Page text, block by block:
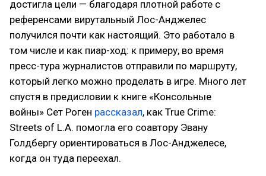
достигла цели — благодаря плотной работе с
референсами вирутальный Лос-Анджелес
получился почти как настоящий. Это работало в
том числе и как пиар-ход: к примеру, во время
пресс-тура журналистов отправили по маршруту,
который легко можно проделать в игре. Много лет
спустя в предисловии к книге «Консольные
войны» Сет Роген рассказал, как True Crime:
Streets of L.A. помогла его соавтору Эвану
Голдбергу ориентироваться в Лос-Анджелесе,
когда он туда переехал.